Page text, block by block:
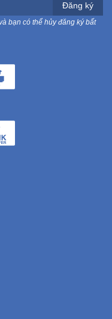
Đăng ký
bạn có thể hủy đăng ký bất